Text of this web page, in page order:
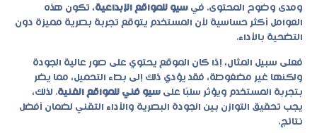
ومدى وضوح المحتوى. في سيو للمواقع الإبداعية، تكون هذه
العوامل أكثر حساسية لأن المستخدم يتوقع تجربة بصرية مميزة دون
التضحية بالأداء.
فعلى سبيل المثال، إذا كان الموقع يحتوي على صور عالية الجودة
ولكنها غير مضغوطة، فقد يؤدي ذلك إلى بطء التحميل، مما يضر
بتجربة المستخدم ويؤثر سلبًا على سيو فني للمواقع الفنية. لذلك،
يجب تحقيق التوازن بين الجودة البصرية والأداء التقني لضمان أفضل
نتائج.